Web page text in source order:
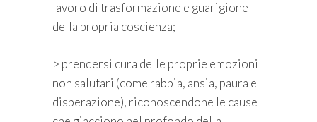
lavoro di trasformazione e guarigione
della propria coscienza;
> prendersi cura delle proprie emozioni
non salutari (come rabbia, ansia, paura e
disperazione), riconoscendone le cause